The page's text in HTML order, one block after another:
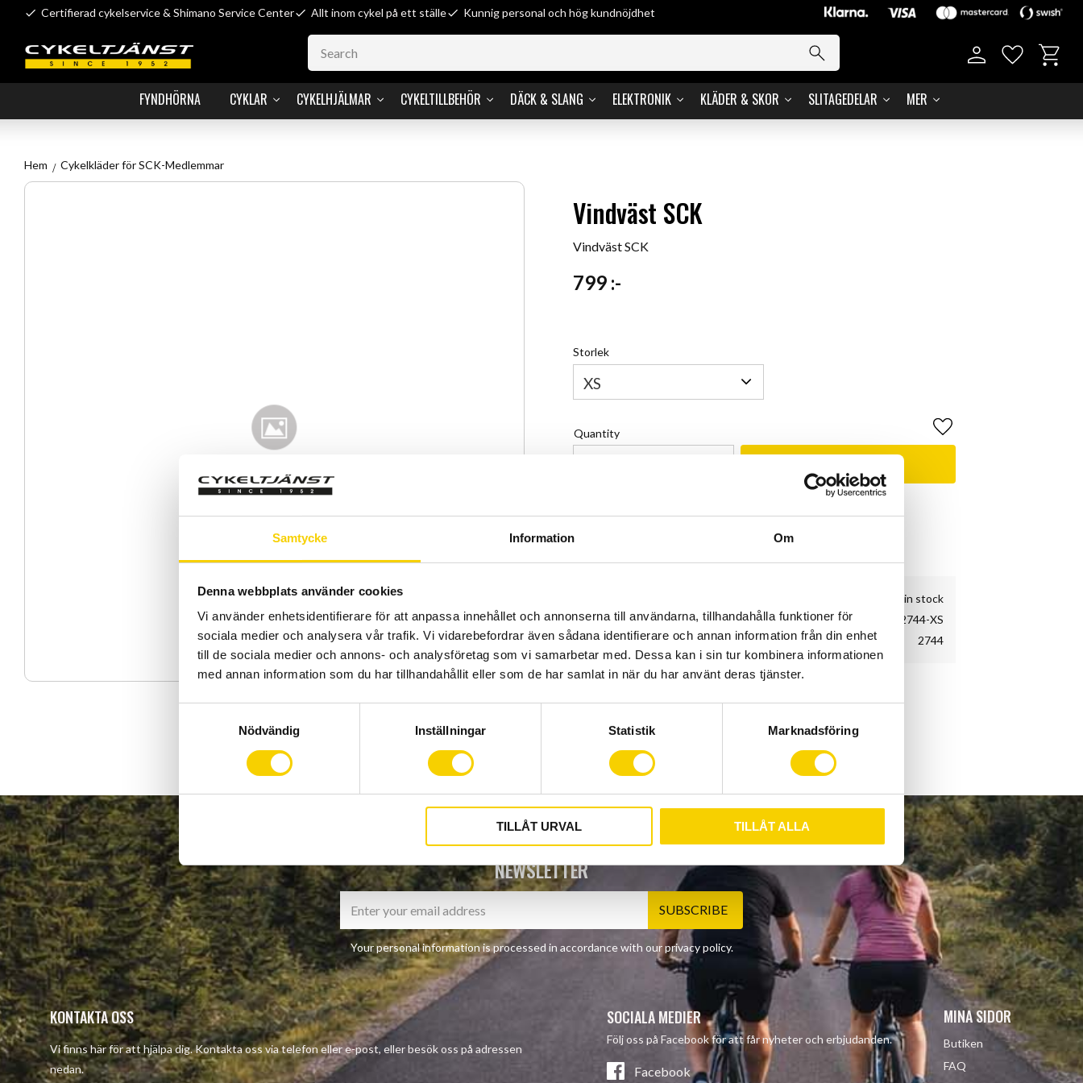
Samtycke Information Om
Denna webbplats använder cookies
Vi använder enhetsidentifierare för att anpassa innehållet och annonserna till användarna, tillhandahålla funktioner för
sociala medier och analysera vår trafik. Vi vidarebefordrar även sådana identifierare och annan information från din enhet
till de sociala medier och annons- och analysföretag som vi samarbetar med. Dessa kan i sin tur kombinera informationen
med annan information som du har tillhandahållit eller som de har samlat in när du har använt deras tjänster.
c
k
e
s
v
a
l
Nödvändig Inställningar Statistik Marknadsföring
TILLÅT URVAL TILLÅT ALLA
Certifierad cykelservice & Shimano Service Center Allt inom cykel på ett ställe Kunnig personal och hög kundnöjdhet
FYNDHÖRNA CYKLAR CYKELHJÄLMAR CYKELTILLBEHÖR DÄCK & SLANG ELEKTRONIK KLÄDER & SKOR SLITAGEDELAR MER
Favorites
Hem Cykelkläder för SCK-Medlemmar
Vindväst SCK
Vindväst SCK
799:-
Storlek
Quantity Add to favorites
Kunnig personal och hög kundnöjdhet
1 pc. in stock
Article SKU
2744-XS
Manufacturer article no
2744
NEWSLETTER
SUBSCRIBE
Your personal information is processed in accordance with ourprivacy policy.
KONTAKTA OSS
Vi finns här för att hjälpa dig. Kontakta oss via telefon eller e-post, eller besök oss på adressen
nedan.
SOCIALA MEDIER
Följ oss på Facebook för att får nyheter och erbjudanden.
Facebook
MINA SIDOR
Butiken
FAQ